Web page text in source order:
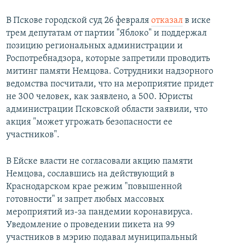
В Пскове городской суд 26 февраля отказал в иске
трем депутатам от партии "Яблоко" и поддержал
позицию региональных администрации и
Роспотребнадзора, которые запретили проводить
митинг памяти Немцова. Сотрудники надзорного
ведомства посчитали, что на мероприятие придет
не 300 человек, как заявлено, а 500. Юристы
администрации Псковской области заявили, что
акция "может угрожать безопасности ее
участников".
В Ейске власти не согласовали акцию памяти
Немцова, сославшись на действующий в
Краснодарском крае режим "повышенной
готовности" и запрет любых массовых
мероприятий из-за пандемии коронавируса.
Уведомление о проведении пикета на 99
участников в мэрию подавал муниципальный